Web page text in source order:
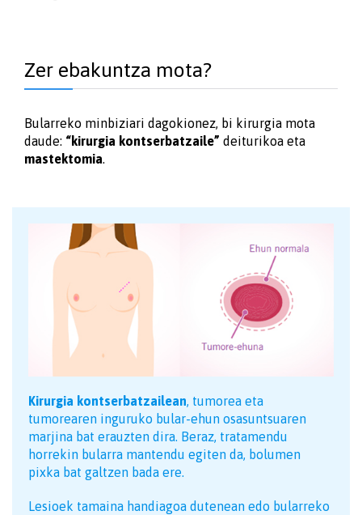
Zer ebakuntza mota?
Bularreko minbiziari dagokionez, bi kirurgia mota
daude: “kirurgia kontserbatzaile” deiturikoa eta
mastektomia.
Kirurgia kontserbatzailean, tumorea eta
tumorearen inguruko bular-ehun osasuntsuaren
marjina bat erauzten dira. Beraz, tratamendu
horrekin bularra mantendu egiten da, bolumen
pixka bat galtzen bada ere.
Lesioek tamaina handiagoa dutenean edo bularreko